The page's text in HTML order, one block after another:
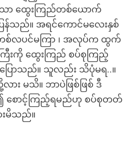
ော ထွေးကြည်တစ်ယောက်
န်သည်။ အရင်ကောင်မလေးနှစ်
လပင်မကြာ ၊ အလုပ်က ထွက်
းကို ထွေးကြည် စပ်စုကြည့်
ပြောသည်။ သူလည်း သိပုံမရ..။
ား မသိ။ ဘာပဲဖြစ်ဖြစ် ဒီ
စောင့်ကြည့်ရမည်ဟု စပ်စုတတ်
းမိသည်။